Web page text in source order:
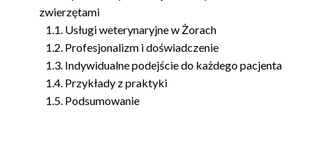
zwierzętami
Usługi weterynaryjne w Żorach
Profesjonalizm i doświadczenie
Indywidualne podejście do każdego pacjenta
Przykłady z praktyki
Podsumowanie